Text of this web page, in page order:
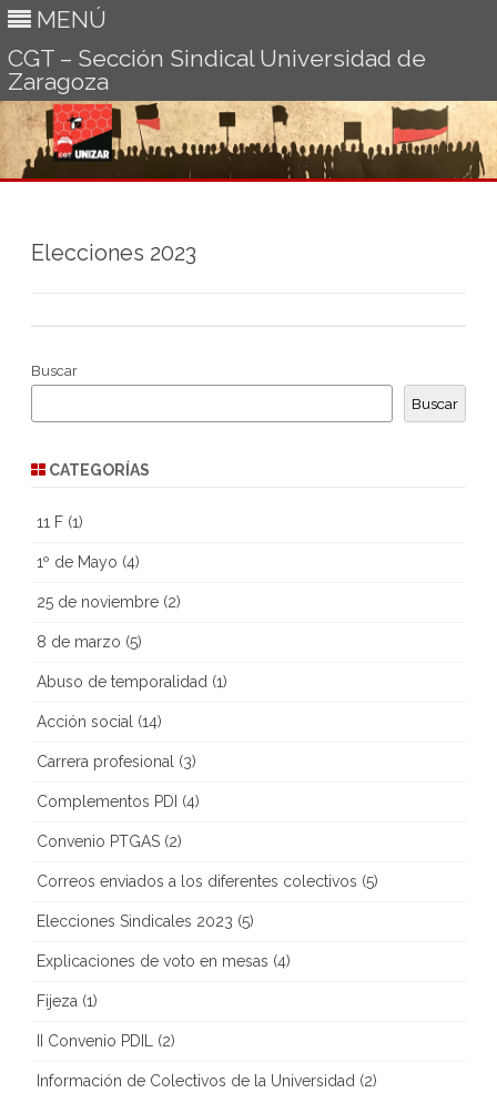
MENÚ
CGT – Sección Sindical Universidad de
Zaragoza
Elecciones 2023
Buscar
Buscar
CATEGORÍAS
11 F (1)
1º de Mayo (4)
25 de noviembre (2)
8 de marzo (5)
Abuso de temporalidad (1)
Acción social (14)
Carrera profesional (3)
Complementos PDI (4)
Convenio PTGAS (2)
Correos enviados a los diferentes colectivos (5)
Elecciones Sindicales 2023 (5)
Explicaciones de voto en mesas (4)
Fijeza (1)
II Convenio PDIL (2)
Información de Colectivos de la Universidad (2)